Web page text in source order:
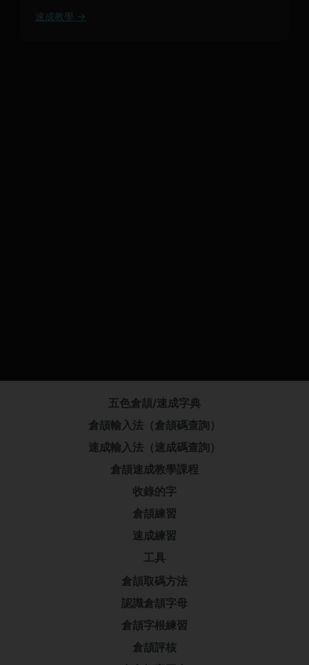
速成教學 →
五色倉頡/速成字典
倉頡輸入法（倉頡碼查詢）
速成輸入法（速成碼查詢）
倉頡速成教學課程
收錄的字
倉頡練習
速成練習
工具
倉頡取碼方法
認識倉頡字母
倉頡字根練習
倉頡評核